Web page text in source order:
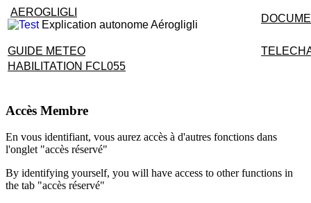
AEROGLIGLI
Explication autonome Aérogligli
GUIDE METEO
HABILITATION FCL055
Accès Membre
En vous identifiant, vous aurez accès à d'autres fonctions dans
l'onglet "accès réservé"
By identifying yourself, you will have access to other functions in
the tab "accès réservé"